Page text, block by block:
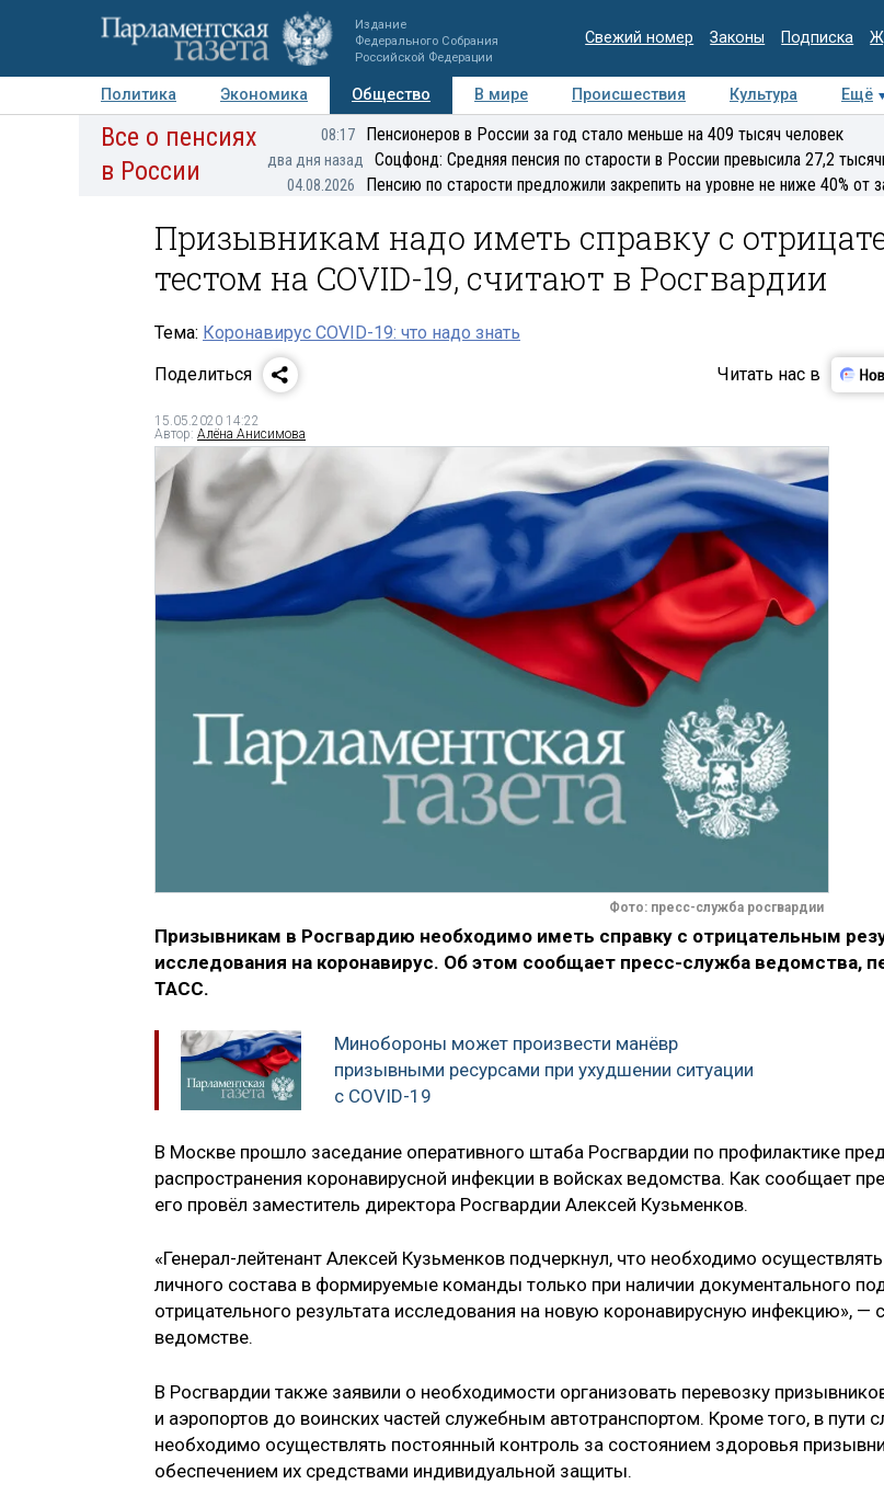
Издание
Федерального Собрания
Российской Федерации
Свежий номер Законы Подписка
Политика Экономика Общество В мире Происшествия Культура Ещё
Авторы Персоны Мнения Регионы Медиацентр Интервью Колумнисты
Все о пенсиях
в России
08:17 Пенсионеров в России за год стало меньше на 409 тысяч человек
два дня назад Соцфонд: Средняя пенсия по старости в России превысила 27,2
04.08.2026 Пенсию по старости предложили закрепить на уровне не ниже 40% от
Призывникам надо иметь справку с
тестом на COVID-19, считают в Росгвардии
Тема: Коронавирус COVID-19: что надо знать
Поделиться
Читать нас в
15.05.2020 14:22
Автор: Алёна Анисимова
Фото: пресс-служба росгвардии
Призывникам в Росгвардию необходимо иметь справку с отрицательным
исследования на коронавирус. Об этом сообщает пресс-служба ведомства,
ТАСС.
Минобороны может произвести манёвр
призывными ресурсами при ухудшении ситуации
с COVID-19
В Москве прошло заседание оперативного штаба Росгвардии по профилактике
распространения коронавирусной инфекции в войсках ведомства. Как сообщает
его провёл заместитель директора Росгвардии Алексей Кузьменков.
«Генерал-лейтенант Алексей Кузьменков подчеркнул, что необходимо
личного состава в формируемые команды только при наличии документального
отрицательного результата исследования на новую коронавирусную инфекцию», —
ведомстве.
В Росгвардии также заявили о необходимости организовать перевозку
и аэропортов до воинских частей служебным автотранспортом. Кроме того, в пути
необходимо осуществлять постоянный контроль за состоянием здоровья
обеспечением их средствами индивидуальной защиты.